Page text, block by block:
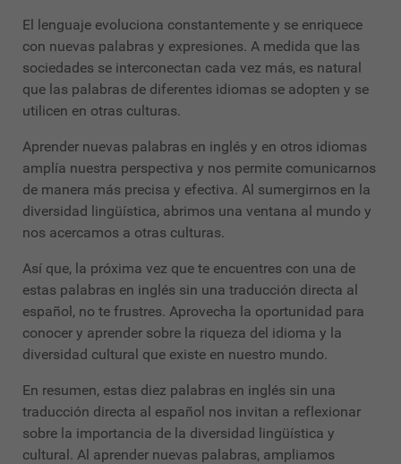
El lenguaje evoluciona constantemente y se enriquece
con nuevas palabras y expresiones. A medida que las
sociedades se interconectan cada vez más, es natural
que las palabras de diferentes idiomas se adopten y se
utilicen en otras culturas.
Aprender nuevas palabras en inglés y en otros idiomas
amplía nuestra perspectiva y nos permite comunicarnos
de manera más precisa y efectiva. Al sumergirnos en la
diversidad lingüística, abrimos una ventana al mundo y
nos acercamos a otras culturas.
Así que, la próxima vez que te encuentres con una de
estas palabras en inglés sin una traducción directa al
español, no te frustres. Aprovecha la oportunidad para
conocer y aprender sobre la riqueza del idioma y la
diversidad cultural que existe en nuestro mundo.
En resumen, estas diez palabras en inglés sin una
traducción directa al español nos invitan a reflexionar
sobre la importancia de la diversidad lingüística y
cultural. Al aprender nuevas palabras, ampliamos